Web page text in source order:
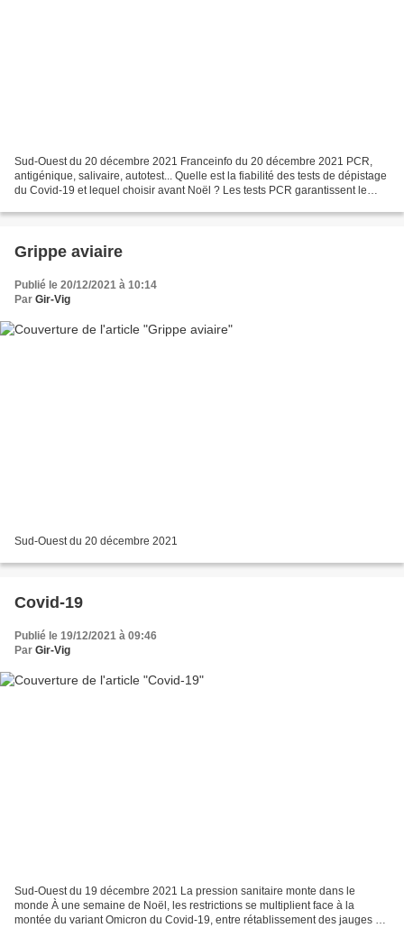
Sud-Ouest du 20 décembre 2021 Franceinfo du 20 décembre 2021 PCR,
antigénique, salivaire, autotest... Quelle est la fiabilité des tests de dépistage
du Covid-19 et lequel choisir avant Noël ? Les tests PCR garantissent le
Grippe aviaire
Publié le 20/12/2021 à 10:14
Par Gir-Vig
Sud-Ouest du 20 décembre 2021
Covid-19
Publié le 19/12/2021 à 09:46
Par Gir-Vig
Sud-Ouest du 19 décembre 2021 La pression sanitaire monte dans le
monde À une semaine de Noël, les restrictions se multiplient face à la
montée du variant Omicron du Covid-19, entre rétablissement des jauges et